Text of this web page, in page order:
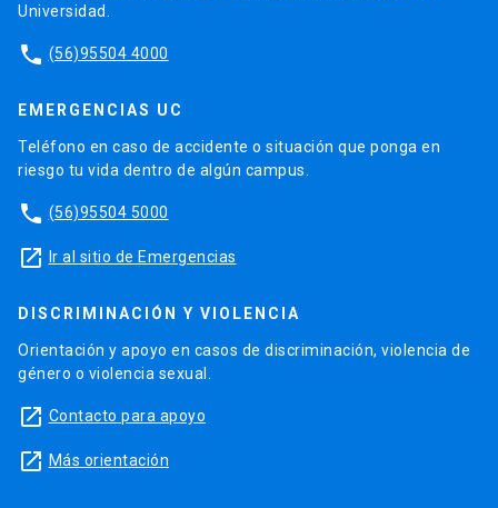
Universidad.
phone (56)95504 4000
EMERGENCIAS UC
Teléfono en caso de accidente o situación que ponga en
riesgo tu vida dentro de algún campus.
phone (56)95504 5000
launch Ir al sitio de Emergencias
DISCRIMINACIÓN Y VIOLENCIA
Orientación y apoyo en casos de discriminación, violencia de
género o violencia sexual.
launch Contacto para apoyo
launch Más orientación